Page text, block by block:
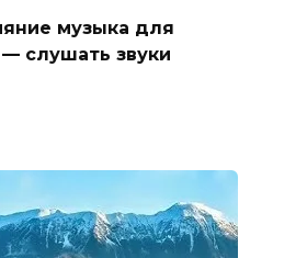
музыка для
слушать звуки